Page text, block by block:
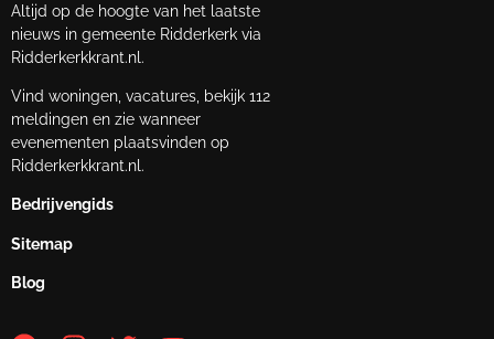
Altijd op de hoogte van het laatste
nieuws in gemeente Ridderkerk via
Ridderkerkkrant.nl.
Vind woningen, vacatures, bekijk 112
meldingen en zie wanneer
evenementen plaatsvinden op
Ridderkerkkrant.nl.
Bedrijvengids
Sitemap
Blog